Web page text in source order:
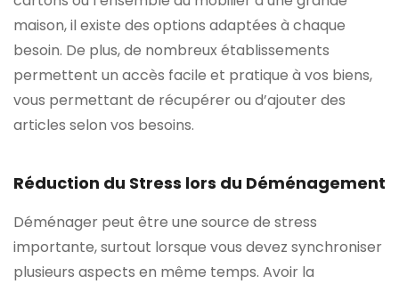
maison, il existe des options adaptées à chaque
besoin. De plus, de nombreux établissements
permettent un accès facile et pratique à vos biens,
vous permettant de récupérer ou d’ajouter des
articles selon vos besoins.
Réduction du Stress lors du Déménagement
Déménager peut être une source de stress
importante, surtout lorsque vous devez synchroniser
plusieurs aspects en même temps. Avoir la